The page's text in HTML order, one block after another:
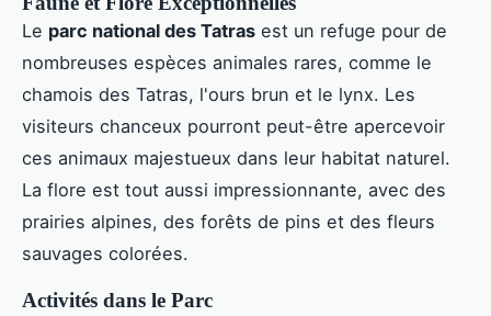
Le parc national des Tatras est un refuge pour de
nombreuses espèces animales rares, comme le
chamois des Tatras, l'ours brun et le lynx. Les
visiteurs chanceux pourront peut-être apercevoir
ces animaux majestueux dans leur habitat naturel.
La flore est tout aussi impressionnante, avec des
prairies alpines, des forêts de pins et des fleurs
sauvages colorées.
Activités dans le Parc